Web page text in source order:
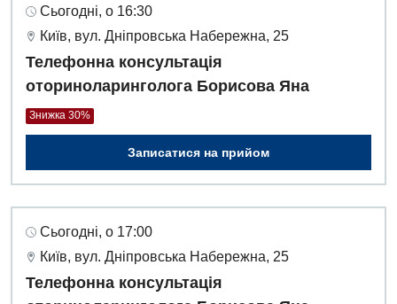
Сьогодні, о 16:30
Київ, вул. Дніпровська Набережна, 25
Телефонна консультація
оториноларинголога Борисова Яна
Знижка 30%
Записатися на прийом
Сьогодні, о 17:00
Київ, вул. Дніпровська Набережна, 25
Телефонна консультація